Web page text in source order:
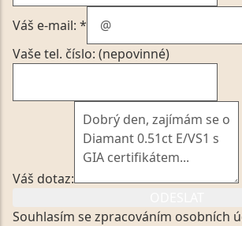
Váš e-mail: *
Vaše tel. číslo: (nepovinné)
Váš dotaz:
Souhlasím se zpracováním osobních